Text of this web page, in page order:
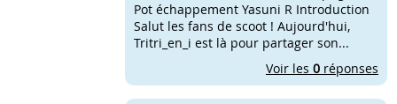
Pot échappement Yasuni R Introduction
Salut les fans de scoot ! Aujourd'hui,
Tritri_en_i est là pour partager son...
Voir les 0 réponses